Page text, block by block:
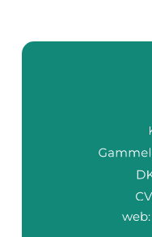
web: